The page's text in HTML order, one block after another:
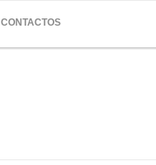
CONTACTOS